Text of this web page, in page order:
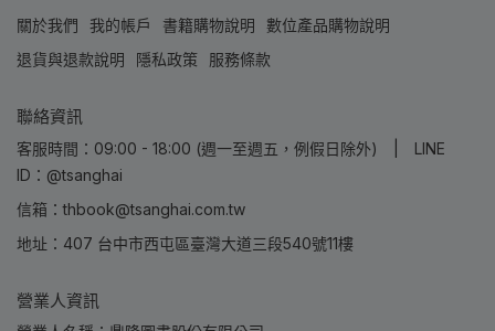
關於我們 我的帳戶 書籍購物說明
數位產品購物說明
退貨與退款說明
隱私政策 服務條款
聯絡資訊
客服時間：09:00 - 18:00 (週一至週五，例假日除外) | LINE
ID：@tsanghai
信箱：thbook@tsanghai.com.tw
地址：407 台中市西屯區臺灣大道三段540號11樓
營業人資訊